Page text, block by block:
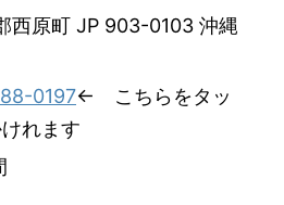
西原町 JP 903-0103 沖縄
0197← こちらをタッ
れます